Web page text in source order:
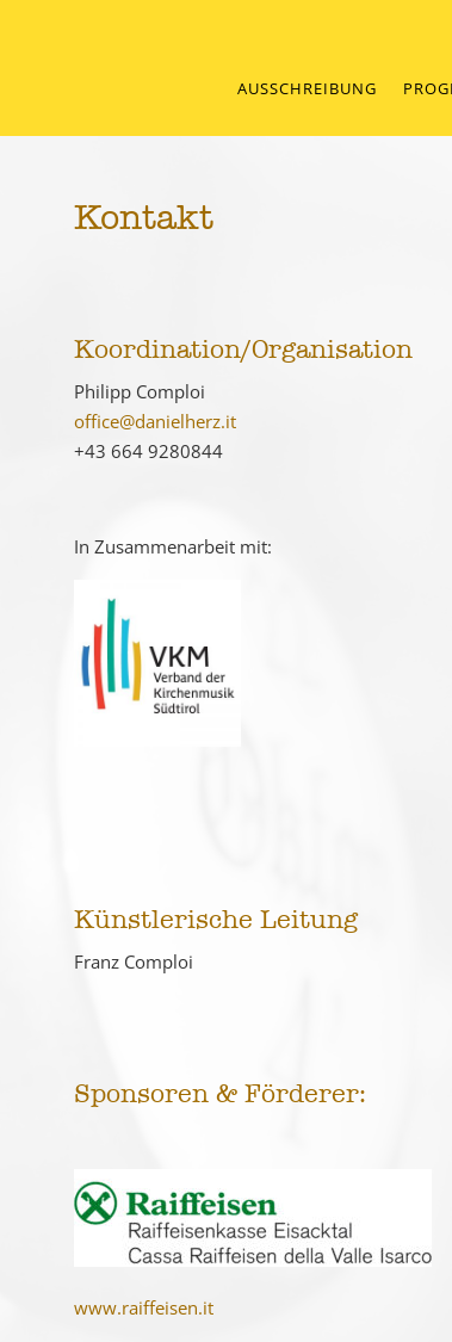
AUSSCHREIBUNG
Kontakt
Koordination/Organisation
Philipp Comploi
office@danielherz.it
+43 664 9280844
In Zusammenarbeit mit:
Künstlerische Leitung
Franz Comploi
Sponsoren & Förderer:
www.raiffeisen.it